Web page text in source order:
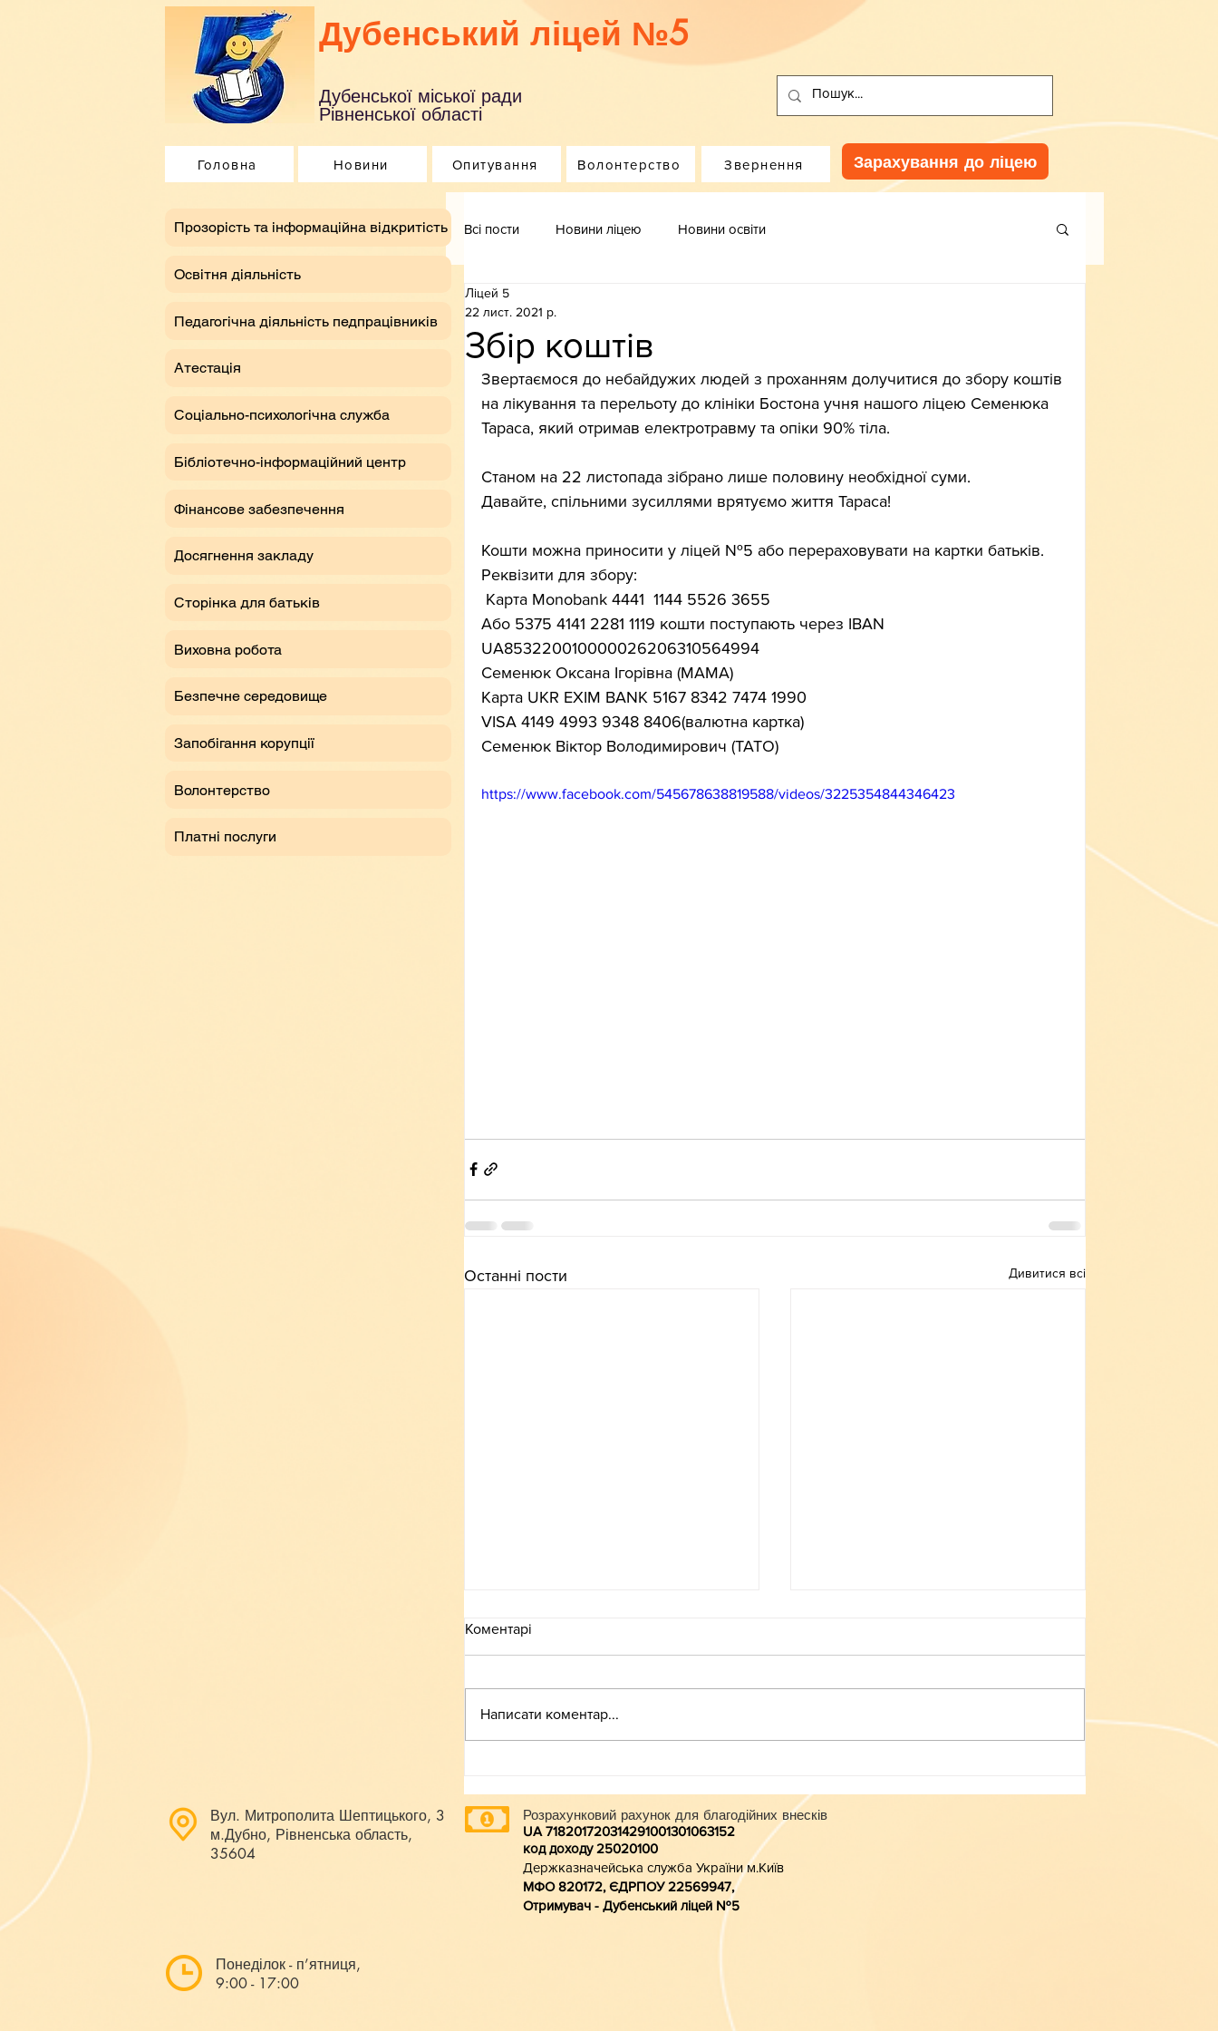
Дубенський ліцей №5
Дубенської міської ради
Рівненської області
Головна Новини Опитування Волонтерство Звернення Зарахування до ліцею
Всі пости Новини ліцею Новини освіти
Збір коштів
Ліцей 5
22 лист. 2021 р.
Звертаємося до небайдужих людей з проханням долучитися до збору коштів
на лікування та перельоту до клініки Бостона учня нашого ліцею Семенюка
Тараса, який отримав електротравму та опіки 90% тіла.
Станом на 22 листопада зібрано лише половину необхідної суми.
Давайте, спільними зусиллями врятуємо життя Тараса!
Кошти можна приносити у ліцей №5 або перераховувати на картки батьків.
Реквізити для збору:
Карта Monobank 4441  1144 5526 3655
Або 5375 4141 2281 1119 кошти поступають через IBAN
UA853220010000026206310564994
Семенюк Оксана Ігорівна (МАМА)
Карта UKR EXIM BANK 5167 8342 7474 1990
VISA 4149 4993 9348 8406(валютна картка)
Семенюк Віктор Володимирович (ТАТО)
https://www.facebook.com/545678638819588/videos/3225354844346423
Останні пости Дивитися всі
Небезпека зачепінгу
Коментарі
Написати коментар...
​Прозорість та інформаційна відкритість
Освітня діяльність
Педагогічна діяльність педпрацівників
Атестація
Соціально-психологічна служба
Бібліотечно-інформаційний центр
Фінансове забезпечення
Досягнення закладу
Сторінка для батьків
Виховна робота
Безпечне середовище
Запобігання корупції
Волонтерство
Платні послуги
Вул. Митрополита Шептицького, 3
м.Дубно, Рівненська область,
35604
Понеділок - п’ятниця,
9:00 - 17:00
Розрахунковий рахунок для благодійних внесків
UA 718201720314291001301063152
код доходу 25020100
Держказначейська служба України м.Київ
МФО 820172, ЄДРПОУ 22569947,
Отримувач - Дубенський ліцей №5